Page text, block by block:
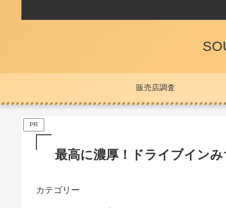
販売店調査
PR
最高に濃厚！ドライブインみ
カテゴリー